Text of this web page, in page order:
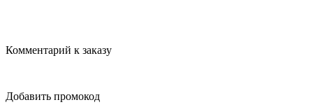
Комментарий к заказу
Добавить промокод